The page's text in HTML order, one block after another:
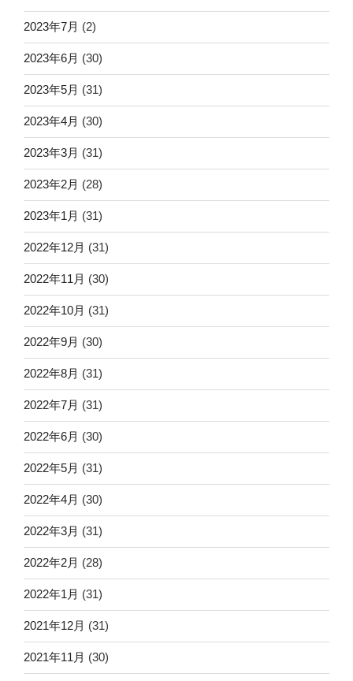
2023年7月 (2)
2023年6月 (30)
2023年5月 (31)
2023年4月 (30)
2023年3月 (31)
2023年2月 (28)
2023年1月 (31)
2022年12月 (31)
2022年11月 (30)
2022年10月 (31)
2022年9月 (30)
2022年8月 (31)
2022年7月 (31)
2022年6月 (30)
2022年5月 (31)
2022年4月 (30)
2022年3月 (31)
2022年2月 (28)
2022年1月 (31)
2021年12月 (31)
2021年11月 (30)